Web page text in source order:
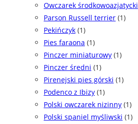
Owczarek środkowoazjatycki
Parson Russell terrier (1)
Pekińczyk (1)
Pies faraona (1)
Pinczer miniaturowy (1)
Pinczer średni (1)
Pirenejski pies górski (1)
Podenco z Ibizy (1)
Polski owczarek nizinny (1)
Polski spaniel myśliwski (1)